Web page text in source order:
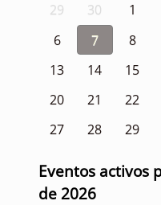
29 30 1
6
7 8
13
14 15
20
21 22
27
28 29
Eventos activos
de 2026